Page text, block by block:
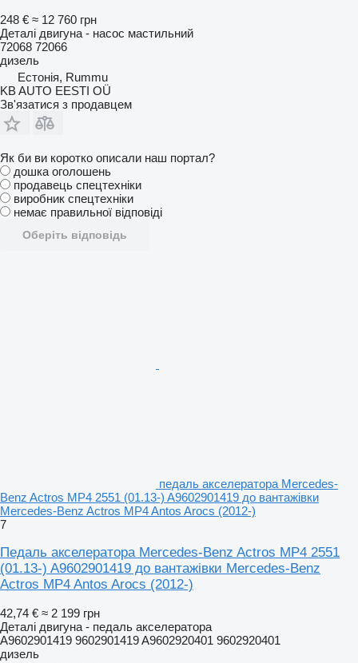
248 € ≈ 12 760 грн
Деталі двигуна - насос мастильний
72068 72066
дизель
Естонія, Rummu
KB AUTO EESTI OÜ
Зв'язатися з продавцем
Як би ви коротко описали наш портал?
дошка оголошень
продавець спецтехніки
виробник спецтехніки
немає правильної відповіді
Оберіть відповідь
педаль акселератора Mercedes-
Benz Actros MP4 2551 (01.13-) A9602901419 до вантажівки
Mercedes-Benz Actros MP4 Antos Arocs (2012-)
7
Педаль акселератора Mercedes-Benz Actros MP4 2551
(01.13-) A9602901419 до вантажівки Mercedes-Benz
Actros MP4 Antos Arocs (2012-)
42,74 € ≈ 2 199 грн
Деталі двигуна - педаль акселератора
A9602901419 9602901419 A9602920401 9602920401
дизель